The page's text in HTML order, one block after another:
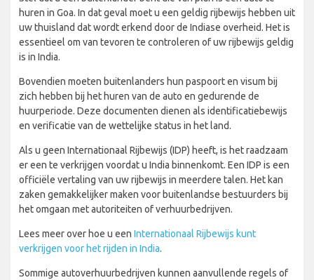
huren in Goa. In dat geval moet u een geldig rijbewijs hebben uit
uw thuisland dat wordt erkend door de Indiase overheid. Het is
essentieel om van tevoren te controleren of uw rijbewijs geldig
is in India.
Bovendien moeten buitenlanders hun paspoort en visum bij
zich hebben bij het huren van de auto en gedurende de
huurperiode. Deze documenten dienen als identificatiebewijs
en verificatie van de wettelijke status in het land.
Als u geen Internationaal Rijbewijs (IDP) heeft, is het raadzaam
er een te verkrijgen voordat u India binnenkomt. Een IDP is een
officiële vertaling van uw rijbewijs in meerdere talen. Het kan
zaken gemakkelijker maken voor buitenlandse bestuurders bij
het omgaan met autoriteiten of verhuurbedrijven.
Lees meer over hoe u een Internationaal Rijbewijs kunt
verkrijgen voor het rijden in India.
Sommige autoverhuurbedrijven kunnen aanvullende regels of